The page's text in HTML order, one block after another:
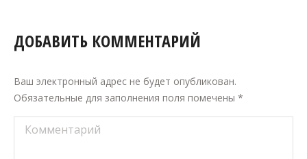
ДОБАВИТЬ КОММЕНТАРИЙ
Ваш электронный адрес не будет опубликован.
Обязательные для заполнения поля помечены *
Комментарий